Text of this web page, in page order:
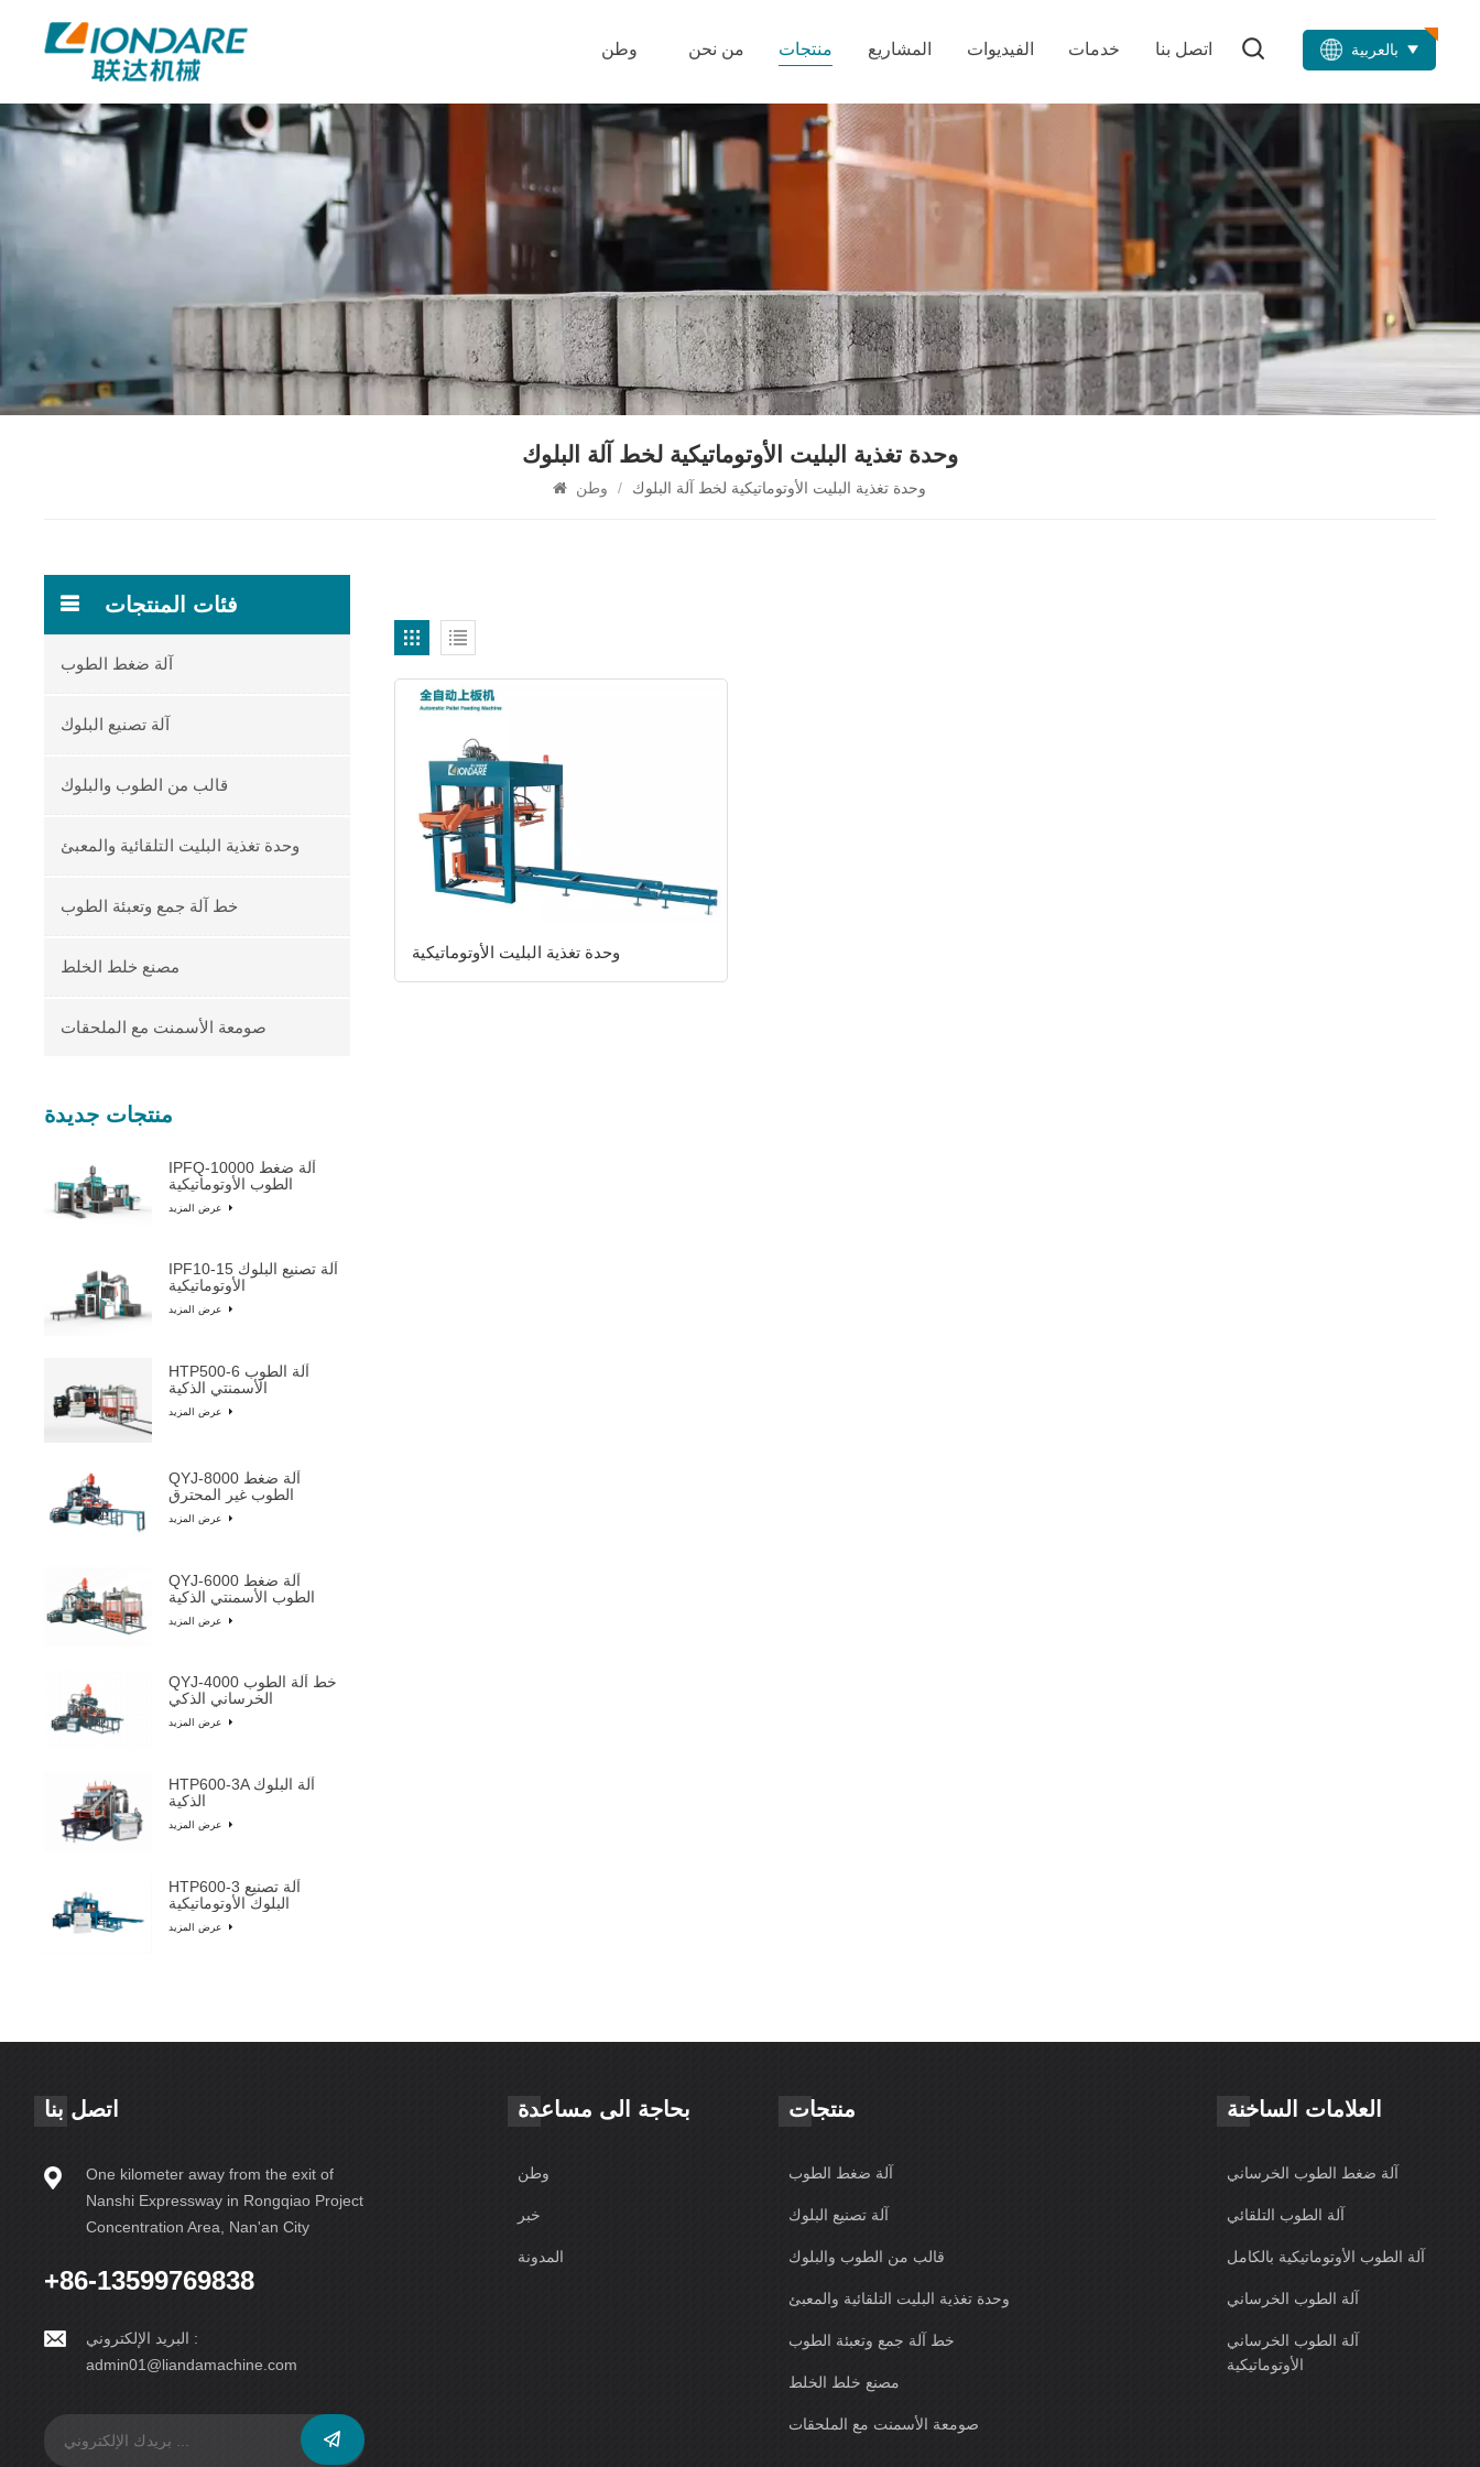
بالعربية وطن من نحن منتجات المشاريع الفيديوات خدمات اتصل بنا
وحدة تغذية البليت الأوتوماتيكية لخط آلة البلوك
/ وحدة تغذية البليت الأوتوماتيكية لخط آلة البلوك
وحدة تغذية البليت الأوتوماتيكية
فئات المنتجات
آلة ضغط الطوب
آلة تصنيع البلوك
قالب من الطوب والبلوك
وحدة تغذية البليت التلقائية والمعبئ
خط آلة جمع وتعبئة الطوب
مصنع خلط الخلط
صومعة الأسمنت مع الملحقات
منتجات جديدة
IPFQ-10000 آلة ضغط
الطوب الأوتوماتيكية
عرض المزيد
IPF10-15 آلة تصنيع البلوك
الأوتوماتيكية
عرض المزيد
HTP500-6 آلة الطوب
الأسمنتي الذكية
عرض المزيد
QYJ-8000 آلة ضغط
الطوب غير المحترق
عرض المزيد
QYJ-6000 آلة ضغط
الطوب الأسمنتي الذكية
عرض المزيد
QYJ-4000 خط آلة الطوب
الخرساني الذكي
عرض المزيد
HTP600-3A آلة البلوك
الذكية
عرض المزيد
HTP600-3 آلة تصنيع
البلوك الأوتوماتيكية
عرض المزيد
اتصل بنا
One kilometer away from the exit of
Nanshi Expressway in Rongqiao Project
Concentration Area, Nan'an City
+86-13599769838
البريد الإلكتروني :
admin01@liandamachine.com
بحاجة الى مساعدة
وطن
خبر
المدونة
منتجات
آلة ضغط الطوب
آلة تصنيع البلوك
قالب من الطوب والبلوك
وحدة تغذية البليت التلقائية والمعبئ
خط آلة جمع وتعبئة الطوب
مصنع خلط الخلط
صومعة الأسمنت مع الملحقات
العلامات الساخنة
آلة ضغط الطوب الخرساني
آلة الطوب التلقائي
آلة الطوب الأوتوماتيكية بالكامل
آلة الطوب الخرساني
آلة الطوب الخرساني
الأوتوماتيكية